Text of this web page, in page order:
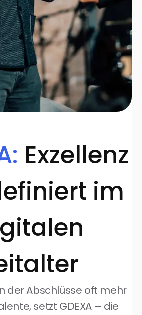
Exzellenz
im
der Abschlüsse oft mehr
setzt GDEXA – die